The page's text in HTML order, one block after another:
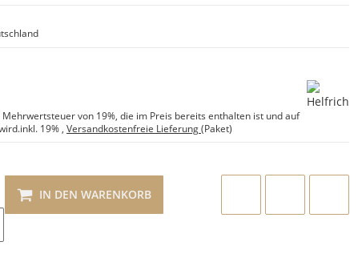
von 19%, die im Preis bereits enthalten ist und auf
inkl. 19% , Versandkostenfreie Lieferung(Paket)
IN DEN WARENKORB